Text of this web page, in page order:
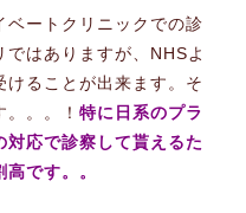
ベートクリニックでの診
はありますが、NHSよ
けることが出来ます。そ
。。。！特に日系のプラ
応で診察して貰えるた
です。。